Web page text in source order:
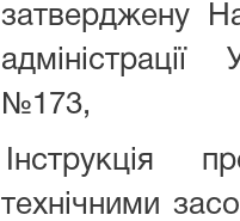
затверджену
№173,
Інструкція
технічними